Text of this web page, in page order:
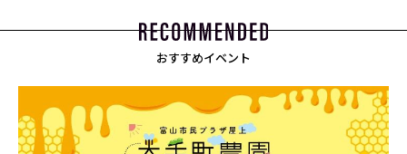
おすすめイベント